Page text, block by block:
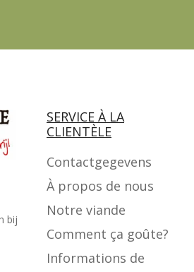
bij
SERVICE À LA
CLIENTÈLE
Contactgegevens
À propos de nous
Notre viande
Comment ça goûte?
Informations de